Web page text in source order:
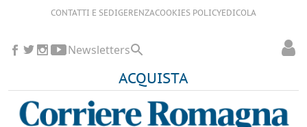
CONTATTI E SEDIGERENZACOOKIES POLICYEDICOLA
ACQUISTA
Newsletters